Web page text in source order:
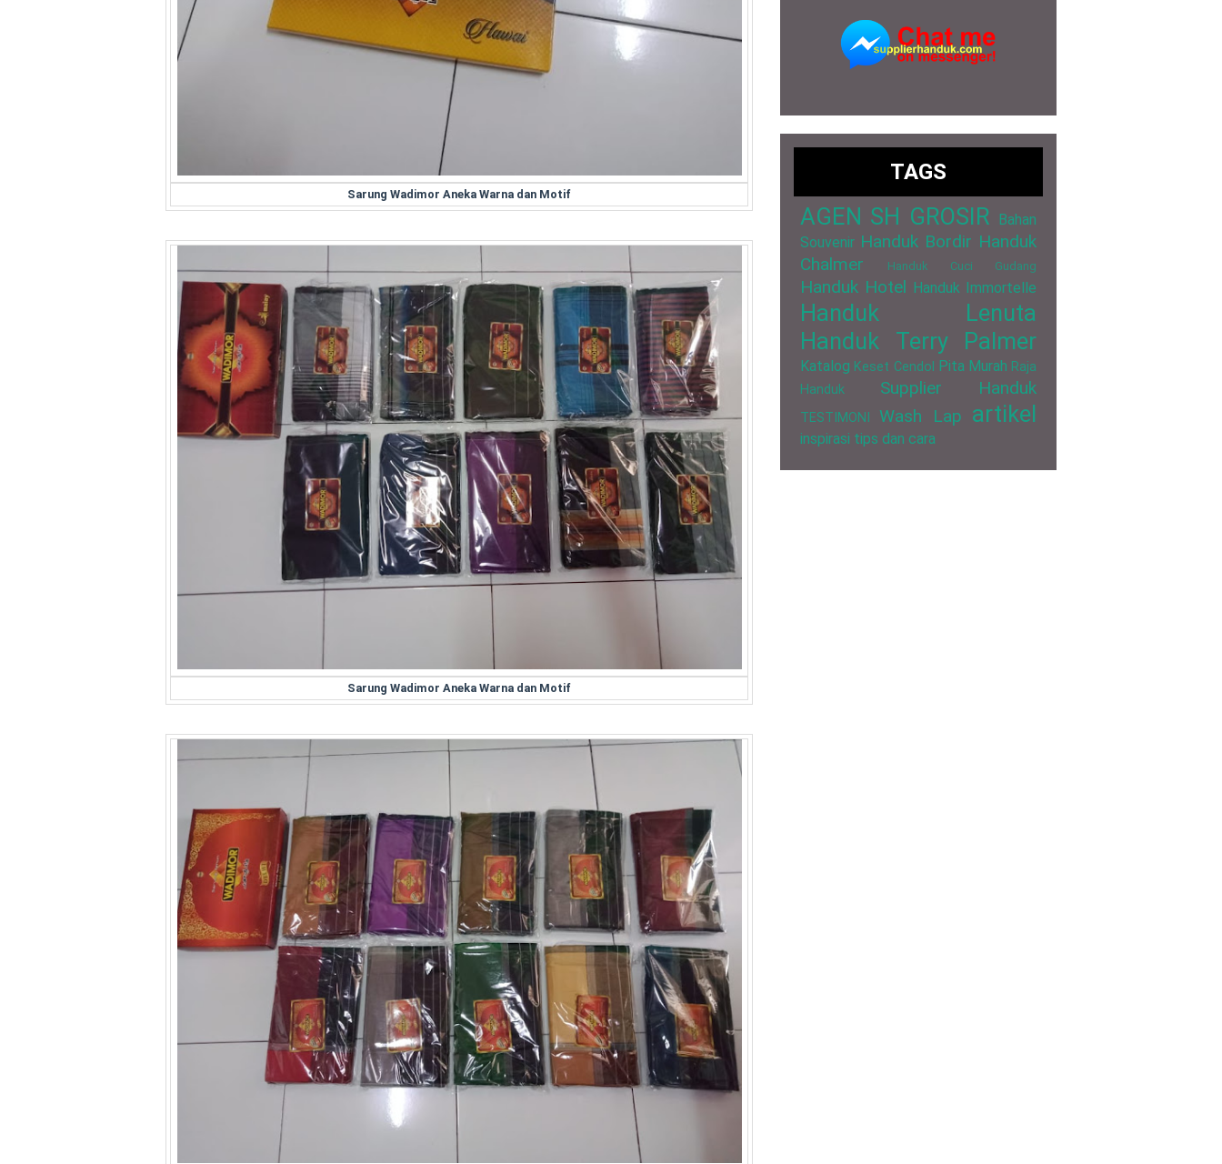
Sarung Wadimor Aneka Warna dan Motif
Sarung Wadimor Aneka Warna dan Motif
TAGS
AGEN SH GROSIR Bahan
Souvenir Handuk Bordir Handuk
Chalmer
Handuk Cuci Gudang
Handuk Hotel Handuk Immortelle
Handuk Lenuta
Handuk Terry Palmer
Katalog Keset Cendol Pita Murah Raja
Handuk
Supplier Handuk
TESTIMONI Wash Lap artikel
inspirasi tips dan cara